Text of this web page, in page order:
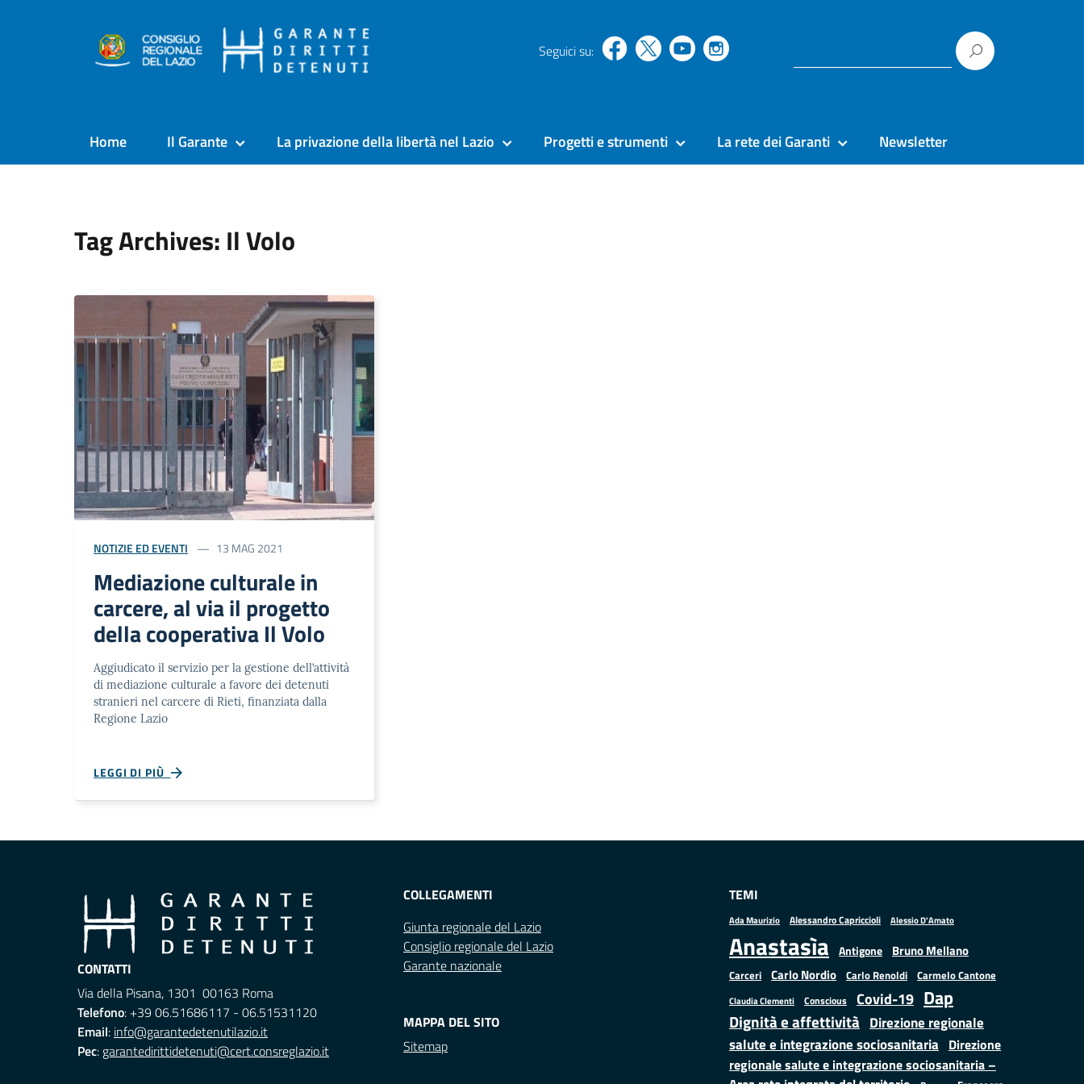
Seguici su:
Home Il Garante La privazione della libertà nel Lazio Progetti e strumenti La rete dei Garanti Newsletter
Tag Archives: Il Volo
NOTIZIE ED EVENTI 13 MAG 2021
Mediazione culturale in
carcere, al via il progetto
della cooperativa Il Volo
Aggiudicato il servizio per la gestione dell’attività
di mediazione culturale a favore dei detenuti
stranieri nel carcere di Rieti, finanziata dalla
Regione Lazio
LEGGI DI PIÙ
CONTATTI
Via della Pisana, 1301 00163 Roma
Telefono: +39 06.51686117 - 06.51531120
Email: info@garantedetenutilazio.it
Pec: garantedirittidetenuti@cert.consreglazio.it
COLLEGAMENTI
Giunta regionale del Lazio
Consiglio regionale del Lazio
Garante nazionale
MAPPA DEL SITO
Sitemap
TEMI
Ada Maurizio Alessandro Capriccioli Alessio D'Amato
Anastasìa Antigone Bruno Mellano
Carceri Carlo Nordio Carlo Renoldi Carmelo Cantone
Claudia Clementi Conscious Covid-19 Dap
Dignità e affettività Direzione regionale
salute e integrazione sociosanitaria Direzione
regionale salute e integrazione sociosanitaria –